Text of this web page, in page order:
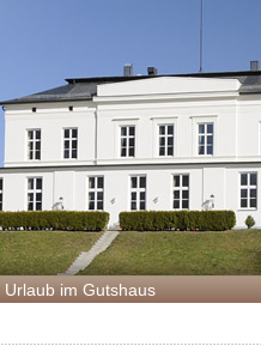
Urlaub im Gutshaus